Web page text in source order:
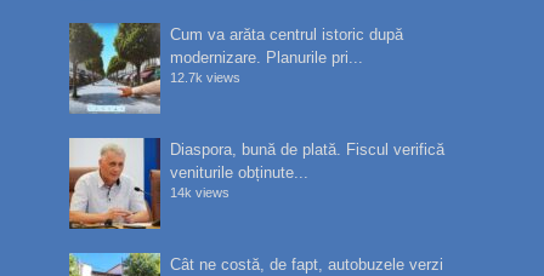
Cum va arăta centrul istoric după
modernizare. Planurile pri...
12.7k views
Diaspora, bună de plată. Fiscul verifică
veniturile obținute...
14k views
Cât ne costă, de fapt, autobuzele verzi